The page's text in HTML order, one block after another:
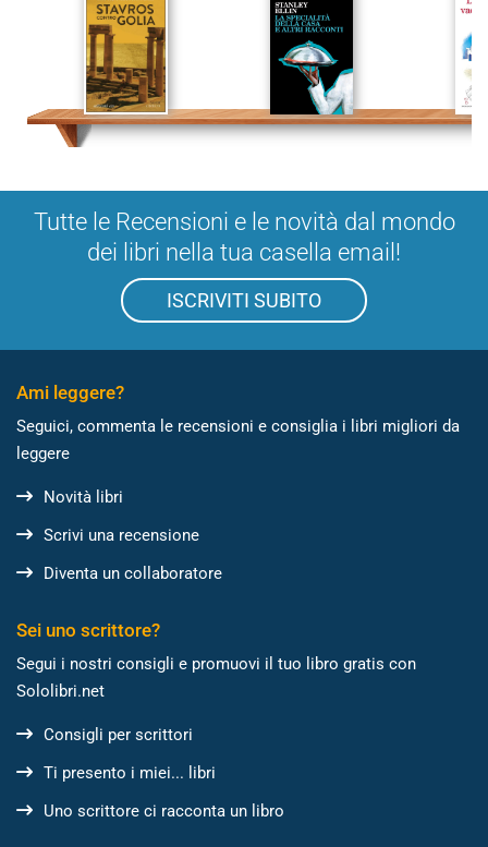
Tutte le Recensioni e le novità dal mondo
dei libri nella tua casella email!
ISCRIVITI SUBITO
Ami leggere?
Seguici, commenta le recensioni e consiglia i libri migliori da
leggere
Novità libri
Scrivi una recensione
Diventa un collaboratore
Sei uno scrittore?
Segui i nostri consigli e promuovi il tuo libro gratis con
Sololibri.net
Consigli per scrittori
Ti presento i miei... libri
Uno scrittore ci racconta un libro